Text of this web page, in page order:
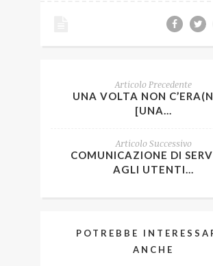
Articolo Precedente
UNA VOLTA NON
[UNA...
Articolo Successivo
COMUNICAZIONE DI
AGLI UTENTI...
POTREBBE
ANCHE